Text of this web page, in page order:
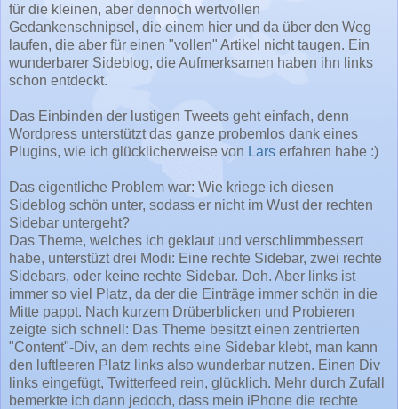
für die kleinen, aber dennoch wertvollen
Gedankenschnipsel, die einem hier und da über den Weg
laufen, die aber für einen "vollen" Artikel nicht taugen. Ein
wunderbarer Sideblog, die Aufmerksamen haben ihn links
schon entdeckt.
Das Einbinden der lustigen Tweets geht einfach, denn
Wordpress unterstützt das ganze probemlos dank eines
Plugins, wie ich glücklicherweise von Lars erfahren habe :)
Das eigentliche Problem war: Wie kriege ich diesen
Sideblog schön unter, sodass er nicht im Wust der rechten
Sidebar untergeht?
Das Theme, welches ich geklaut und verschlimmbessert
habe, unterstüzt drei Modi: Eine rechte Sidebar, zwei rechte
Sidebars, oder keine rechte Sidebar. Doh. Aber links ist
immer so viel Platz, da der die Einträge immer schön in die
Mitte pappt. Nach kurzem Drüberblicken und Probieren
zeigte sich schnell: Das Theme besitzt einen zentrierten
"Content"-Div, an dem rechts eine Sidebar klebt, man kann
den luftleeren Platz links also wunderbar nutzen. Einen Div
links eingefügt, Twitterfeed rein, glücklich. Mehr durch Zufall
bemerkte ich dann jedoch, dass mein iPhone die rechte